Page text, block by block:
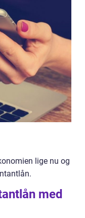
lige nu og
med